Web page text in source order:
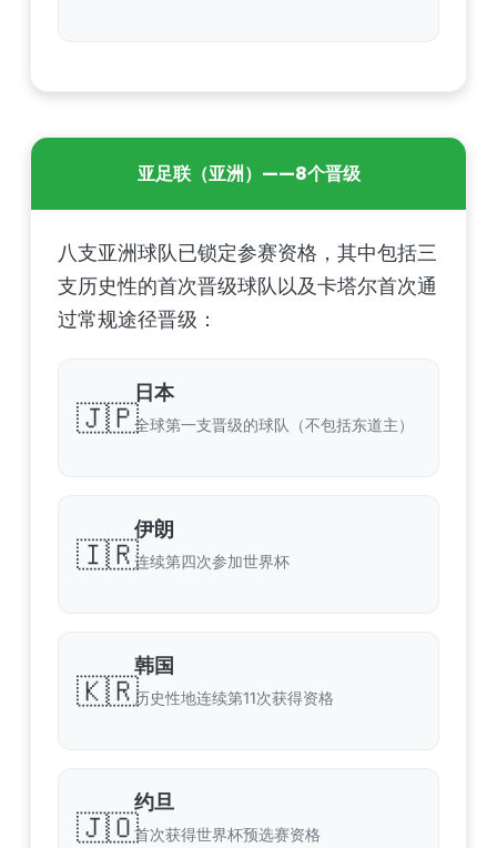
亚足联（亚洲）——8个晋级
八支亚洲球队已锁定参赛资格，其中包括三
支历史性的首次晋级球队以及卡塔尔首次通
过常规途径晋级：
🇯🇵
日本
全球第一支晋级的球队（不包括东道主）
🇮🇷
伊朗
连续第四次参加世界杯
🇰🇷
韩国
历史性地连续第11次获得资格
🇯🇴
约旦
首次获得世界杯预选赛资格